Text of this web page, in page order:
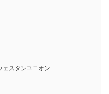
ェスタンユニオン